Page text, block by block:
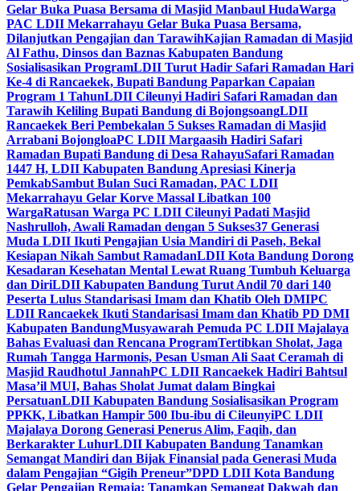
Gelar Buka Puasa Bersama di Masjid Manbaul HudaWarga
PAC LDII Mekarrahayu Gelar Buka Puasa Bersama,
Dilanjutkan Pengajian dan TarawihKajian Ramadan di Masjid
Al Fathu, Dinsos dan Baznas Kabupaten Bandung
Sosialisasikan ProgramLDII Turut Hadir Safari Ramadan Hari
Ke-4 di Rancaekek, Bupati Bandung Paparkan Capaian
Program 1 TahunLDII Cileunyi Hadiri Safari Ramadan dan
Tarawih Keliling Bupati Bandung di BojongsoangLDII
Rancaekek Beri Pembekalan 5 Sukses Ramadan di Masjid
Arrabani BojongloaPC LDII Margaasih Hadiri Safari
Ramadan Bupati Bandung di Desa RahayuSafari Ramadan
1447 H, LDII Kabupaten Bandung Apresiasi Kinerja
PemkabSambut Bulan Suci Ramadan, PAC LDII
Mekarrahayu Gelar Korve Massal Libatkan 100
WargaRatusan Warga PC LDII Cileunyi Padati Masjid
Nashrulloh, Awali Ramadan dengan 5 Sukses37 Generasi
Muda LDII Ikuti Pengajian Usia Mandiri di Paseh, Bekal
Kesiapan Nikah Sambut RamadanLDII Kota Bandung Dorong
Kesadaran Kesehatan Mental Lewat Ruang Tumbuh Keluarga
dan DiriLDII Kabupaten Bandung Turut Andil 70 dari 140
Peserta Lulus Standarisasi Imam dan Khatib Oleh DMIPC
LDII Rancaekek Ikuti Standarisasi Imam dan Khatib PD DMI
Kabupaten BandungMusyawarah Pemuda PC LDII Majalaya
Bahas Evaluasi dan Rencana ProgramTertibkan Sholat, Jaga
Rumah Tangga Harmonis, Pesan Usman Ali Saat Ceramah di
Masjid Raudhotul JannahPC LDII Rancaekek Hadiri Bahtsul
Masa’il MUI, Bahas Sholat Jumat dalam Bingkai
PersatuanLDII Kabupaten Bandung Sosialisasikan Program
PPKK, Libatkan Hampir 500 Ibu-ibu di CileunyiPC LDII
Majalaya Dorong Generasi Penerus Alim, Faqih, dan
Berkarakter LuhurLDII Kabupaten Bandung Tanamkan
Semangat Mandiri dan Bijak Finansial pada Generasi Muda
dalam Pengajian “Gigih Preneur”DPD LDII Kota Bandung
Gelar Pengajian Remaja: Tanamkan Semangat Dakwah dan